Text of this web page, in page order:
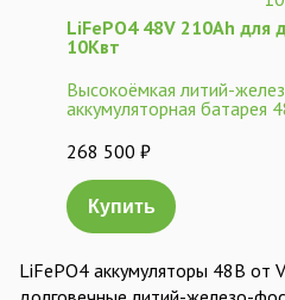
LiFePO4 48V 210Ah для
10Квт
Высокоёмкая литий-
аккумуляторная батарея
268 500 ₽
Купить
LiFePO4 аккумуляторы 48В от